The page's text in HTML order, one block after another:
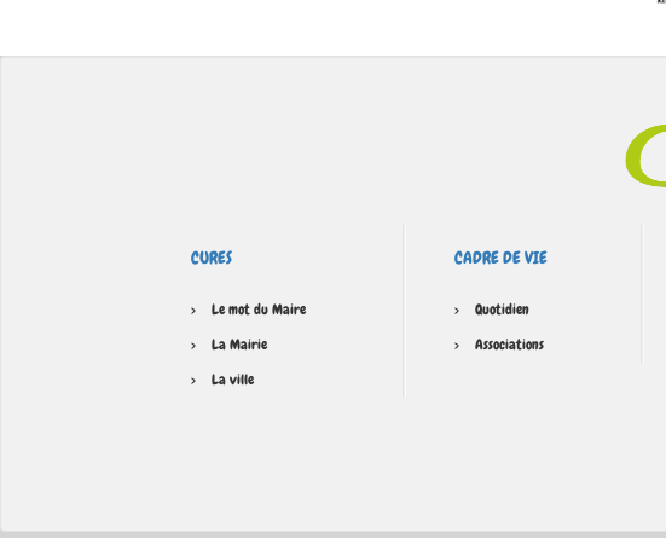
CURES
Le mot du Maire
La Mairie
La ville
CADRE DE VIE
Quotidien
Associations